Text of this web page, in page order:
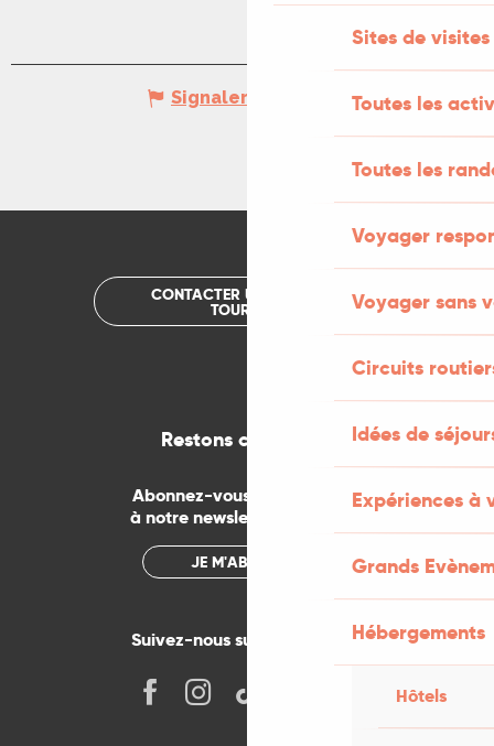
Sites de visites
Toutes les
Toutes les
Voyager
Voyager sans
Circuits
Idées de
Expériences à
Grands
Hébergements
Hôtels
Signaler une erreur
CONTACTER UN OFFICE DE
TOURISME
Restons connectés
Abonnez-vous gratuitement
à notre newsletter mensuelle
JE M'ABONNE
Suivez-nous sur les réseaux !